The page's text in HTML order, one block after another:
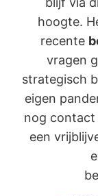
hoogte.
recente
vragen
strategisch
eigen
nog contact
een